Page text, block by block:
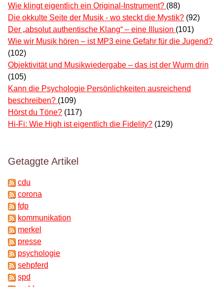
Wie klingt eigentlich ein Original-Instrument? (88)
Die okkulte Seite der Musik - wo steckt die Mystik? (92)
Der „absolut authentische Klang“ – eine Illusion (101)
Wie wir Musik hören – ist MP3 eine Gefahr für die Jugend?
(102)
Objektivität und Musikwiedergabe – das ist der Wurm drin
(105)
Kann die Psychologie Persönlichkeiten ausreichend
beschreiben? (109)
Hörst du Töne? (117)
Hi-Fi: Wie High ist eigentlich die Fidelity? (129)
Getaggte Artikel
cdu
corona
fdp
kommunikation
merkel
presse
psychologie
sehpferd
spd